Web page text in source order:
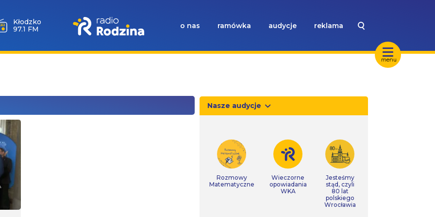
menu
Kłodzko
97.1 FM
o nas ramówka audycje reklama
Nasze audycje
Rozmowy
Matematyczne
Wieczorne
opowiadania
WKA
Jesteśmy
stąd, czyli
80 lat
polskiego
Wrocławia